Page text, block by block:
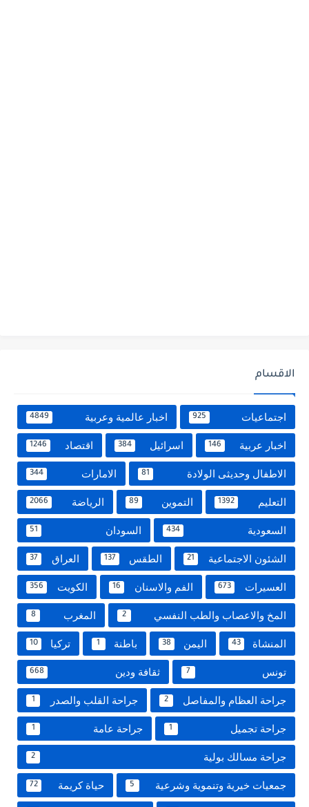
الاقسام
اجتماعيات 925 اخبار عالمية وعربية 4849
اخبار عربية 146 اسرائيل 384 اقتصاد 1246
الاطفال وحديثى الولادة 81 الامارات 344
التعليم 1392 التموين 89 الرياضة 2066
السعودية 434 السودان 51
الشئون الاجتماعية 21 الطقس 137 العراق 37
العسيرات 673 الفم والاسنان 16 الكويت 356
المخ والاعصاب والطب النفسي 2 المغرب 8
المنشاة 43 اليمن 38 باطنة 1 تركيا 10
تونس 7 ثقافة ودين 668
جراحة العظام والمفاصل 2 جراحة القلب والصدر 1
جراحة تجميل 1 جراحة عامة 1
جراحة مسالك بولية 2
جمعيات خيرية وتنموية وشرعية 5 حياة كريمة 72